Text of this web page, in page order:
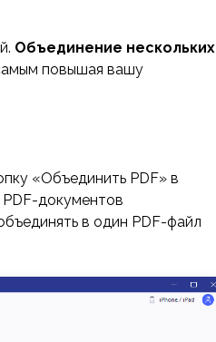
Объединение нескольких
повышая вашу
«Объединить PDF» в
документов
в один PDF-файл